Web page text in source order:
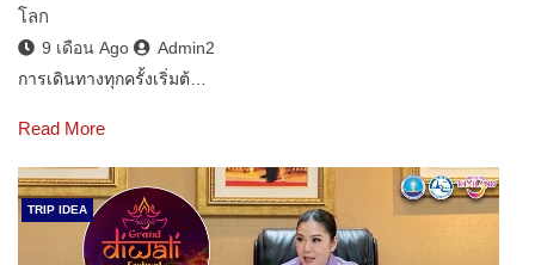
โลก
9 เดือน Ago
Admin2
การเดินทางทุกครั้งเริ่มต้…
Read More
TRIP IDEA